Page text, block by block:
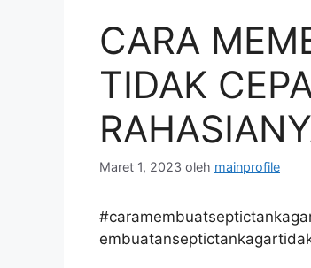
CARA
TIDAK
Maret 1, 2023 oleh mainprofile